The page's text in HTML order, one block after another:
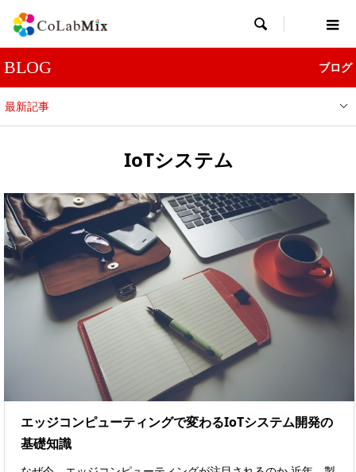

BLOG ブログ
最新記事
IoTシステム
エッジコンピューティングで変わるIoTシステム開発の
基礎知識